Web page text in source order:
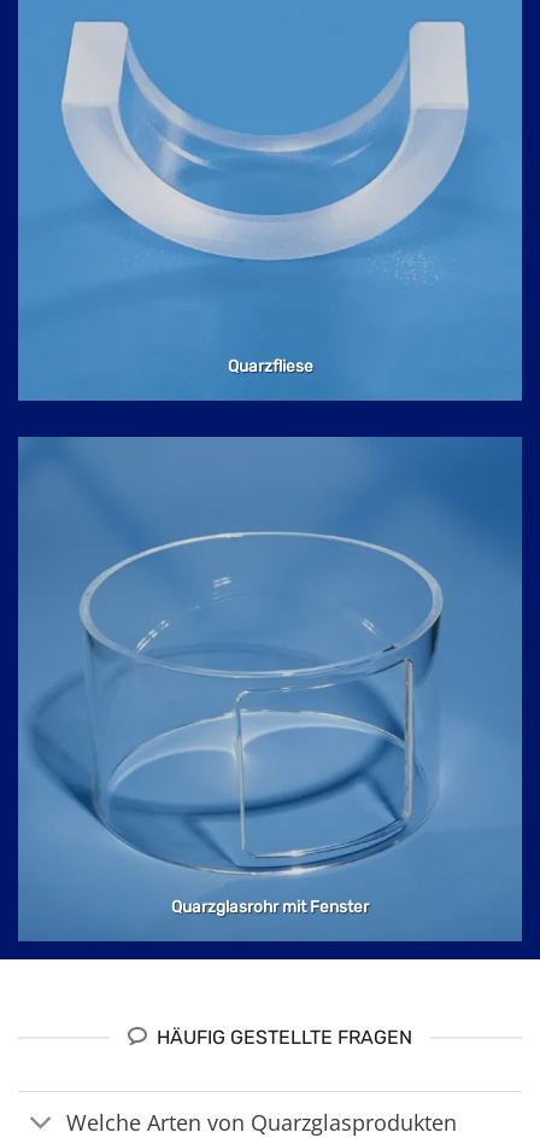
Quarzfliese
Quarzglasrohr mit Fenster
HÄUFIG GESTELLTE FRAGEN
Welche Arten von Quarzglasprodukten